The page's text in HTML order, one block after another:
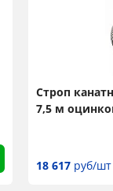
Строп
7,5 м
18 617 руб/шт